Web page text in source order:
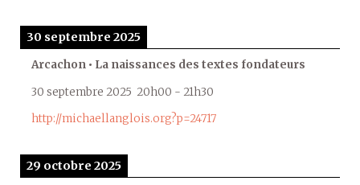
30 septembre 2025
Arcachon • La naissances des textes fondateurs
30 septembre 2025 20h00 - 21h30
http://michaellanglois.org?p=24717
29 octobre 2025